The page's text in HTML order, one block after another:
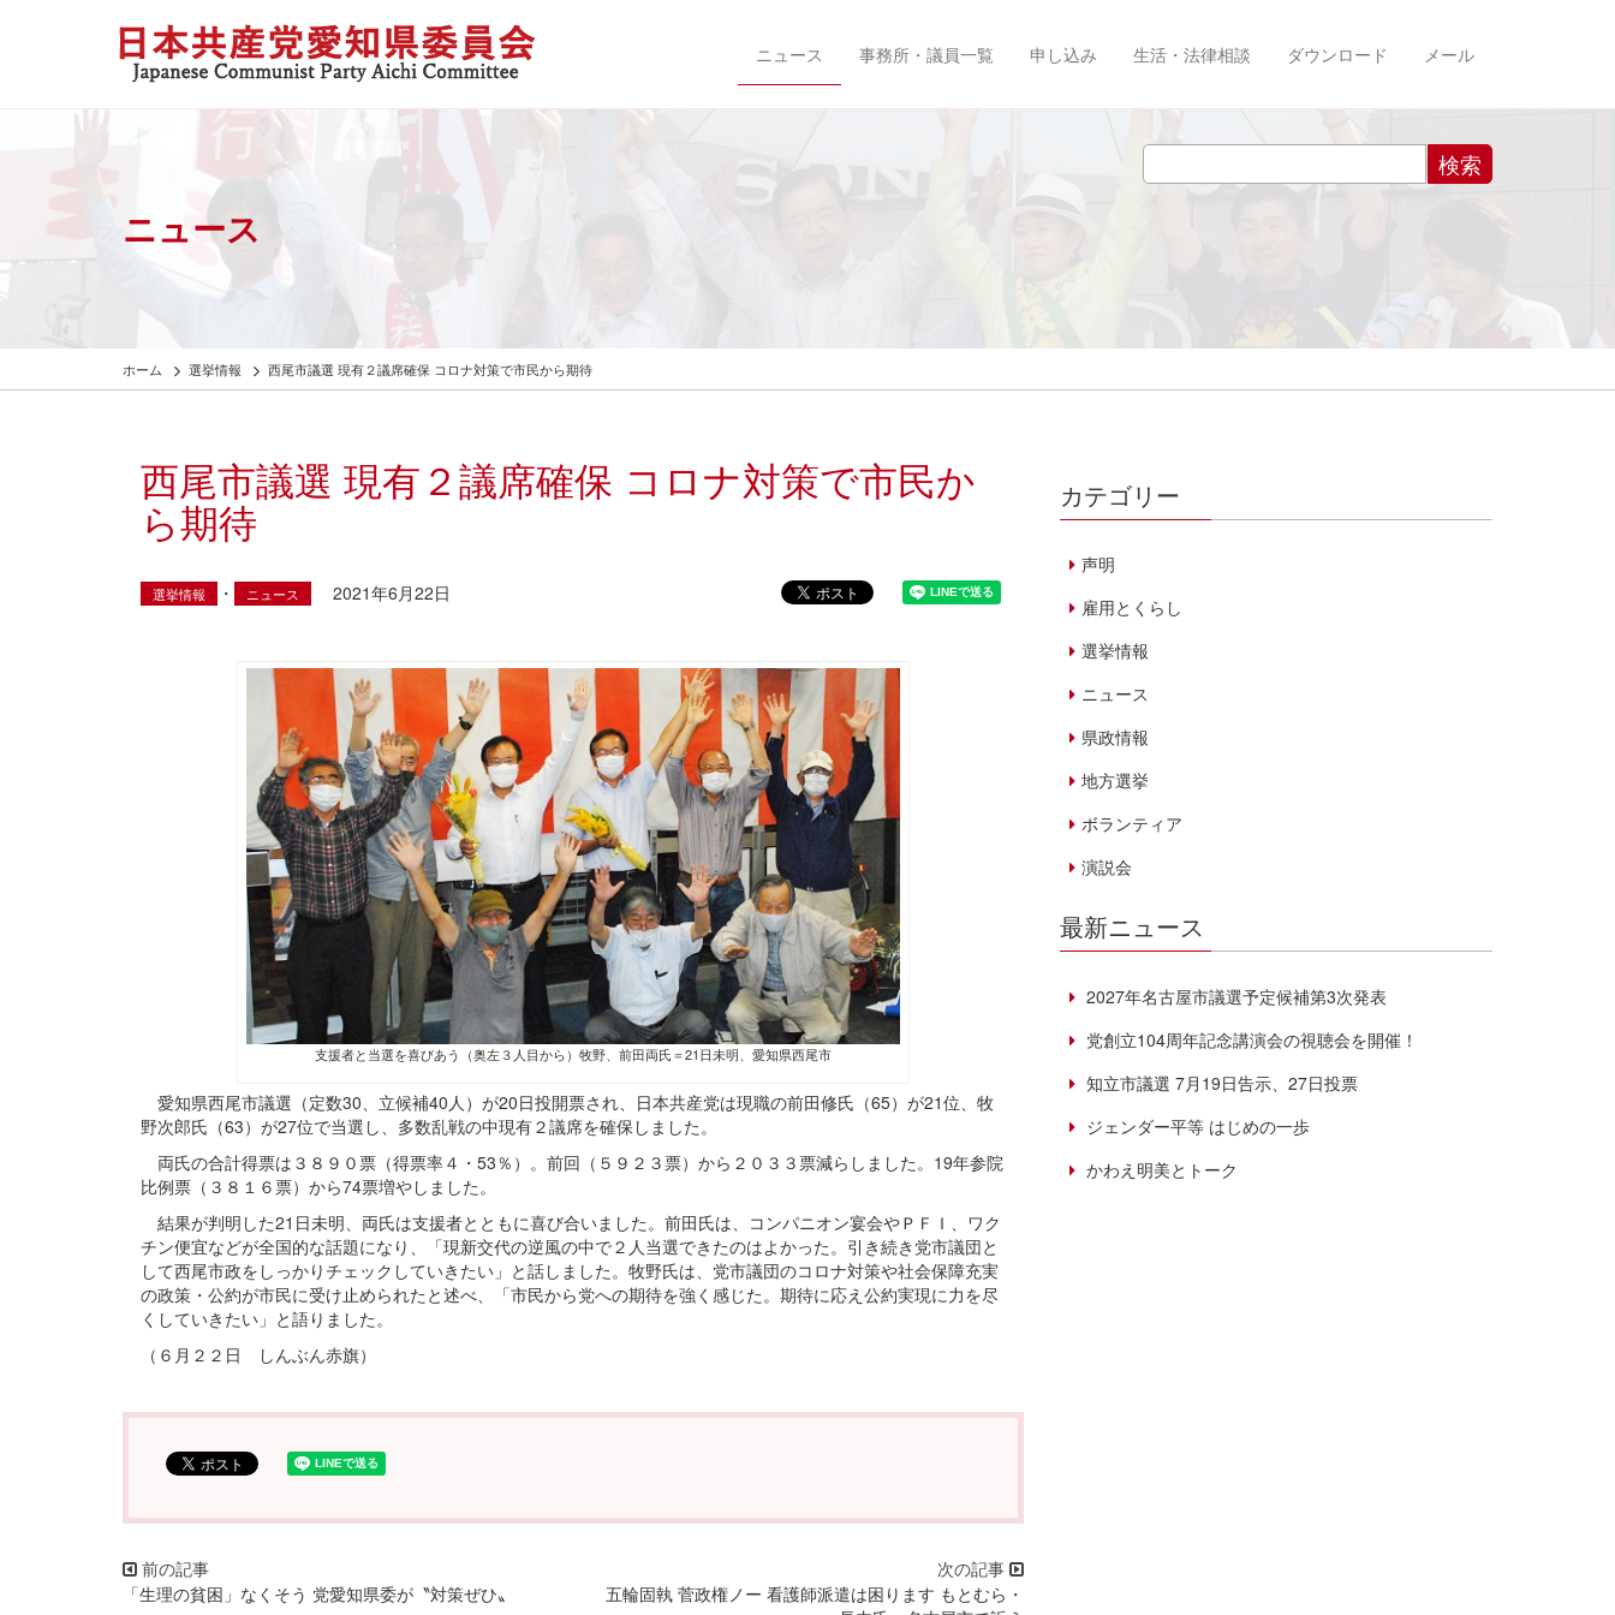
ニュース 事務所・議員一覧 申し込み 生活・法律相談 ダウンロード メール
ニュース
ホーム 選挙情報 西尾市議選 現有２議席確保 コロナ対策で市民から期待
西尾市議選 現有２議席確保 コロナ対策で市民か
ら期待
選挙情報 ・ ニュース 2021年6月22日
支援者と当選を喜びあう（奥左３人目から）牧野、前田両氏＝21日未明、愛知県西尾市
愛知県西尾市議選（定数30、立候補40人）が20日投開票され、日本共産党は現職の前田修氏（65）が21位、牧
野次郎氏（63）が27位で当選し、多数乱戦の中現有２議席を確保しました。
両氏の合計得票は３８９０票（得票率４・53％）。前回（５９２３票）から２０３３票減らしました。19年参院
比例票（３８１６票）から74票増やしました。
結果が判明した21日未明、両氏は支援者とともに喜び合いました。前田氏は、コンパニオン宴会やＰＦＩ、ワク
チン便宜などが全国的な話題になり、「現新交代の逆風の中で２人当選できたのはよかった。引き続き党市議団と
して西尾市政をしっかりチェックしていきたい」と話しました。牧野氏は、党市議団のコロナ対策や社会保障充実
の政策・公約が市民に受け止められたと述べ、「市民から党への期待を強く感じた。期待に応え公約実現に力を尽
くしていきたい」と語りました。
（６月２２日 しんぶん赤旗）
「生理の貧困」なくそう 党愛知県委が〝対策ぜひ〟
五輪固執 菅政権ノー 看護師派遣は困ります もとむら・
カテゴリー
声明
雇用とくらし
選挙情報
ニュース
県政情報
地方選挙
ボランティア
演説会
最新ニュース
2027年名古屋市議選予定候補第3次発表
党創立104周年記念講演会の視聴会を開催！
知立市議選 7月19日告示、27日投票
ジェンダー平等 はじめの一歩
かわえ明美とトーク